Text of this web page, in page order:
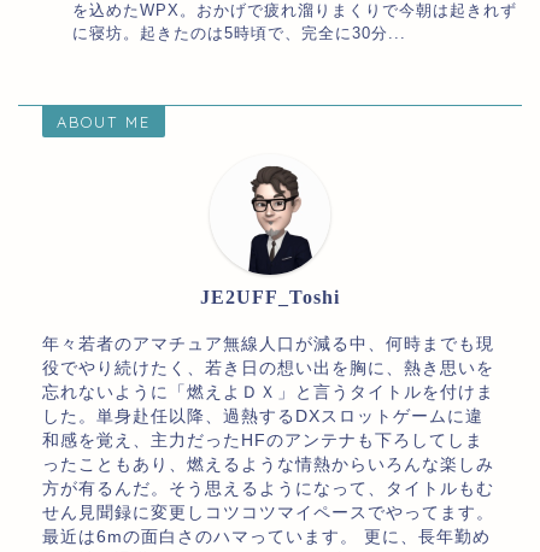
を込めたWPX。おかげで疲れ溜りまくりで今朝は起きれず
に寝坊。起きたのは5時頃で、完全に30分...
ABOUT ME
JE2UFF_Toshi
年々若者のアマチュア無線人口が減る中、何時までも現
役でやり続けたく、若き日の想い出を胸に、熱き思いを
忘れないように「燃えよＤＸ」と言うタイトルを付けま
した。単身赴任以降、過熱するDXスロットゲームに違
和感を覚え、主力だったHFのアンテナも下ろしてしま
ったこともあり、燃えるような情熱からいろんな楽しみ
方が有るんだ。そう思えるようになって、タイトルもむ
せん見聞録に変更しコツコツマイペースでやってます。
最近は6mの面白さのハマっています。 更に、長年勤め